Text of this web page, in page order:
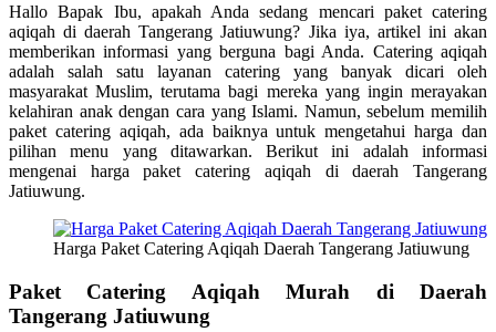
Hallo Bapak Ibu, apakah Anda sedang mencari paket catering
aqiqah di daerah Tangerang Jatiuwung? Jika iya, artikel ini akan
memberikan informasi yang berguna bagi Anda. Catering aqiqah
adalah salah satu layanan catering yang banyak dicari oleh
masyarakat Muslim, terutama bagi mereka yang ingin merayakan
kelahiran anak dengan cara yang Islami. Namun, sebelum memilih
paket catering aqiqah, ada baiknya untuk mengetahui harga dan
pilihan menu yang ditawarkan. Berikut ini adalah informasi
mengenai harga paket catering aqiqah di daerah Tangerang
Jatiuwung.
Harga Paket Catering Aqiqah Daerah Tangerang Jatiuwung
Paket Catering Aqiqah Murah di Daerah
Tangerang Jatiuwung